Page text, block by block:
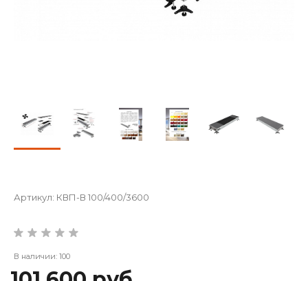
Артикул: КВП-В 100/400/3600
В наличии: 100